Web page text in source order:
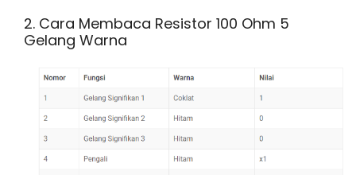
2. Cara Membaca Resistor 100 Ohm 5
Gelang Warna